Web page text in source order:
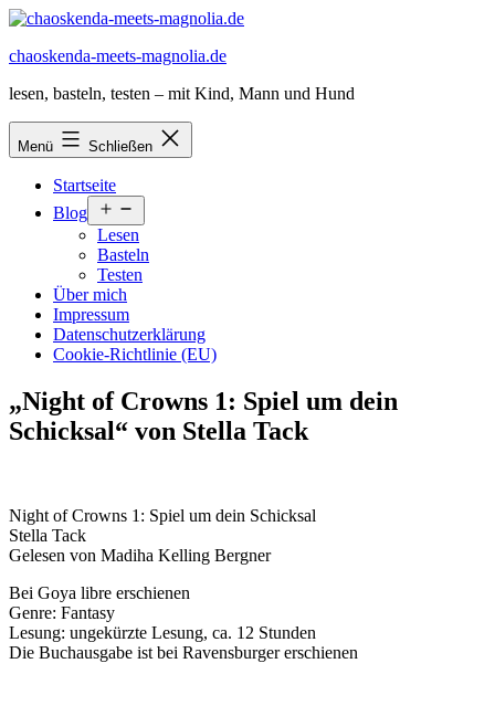
Zum
springen
chaoskenda-meets-magnolia.de
lesen, basteln, testen – mit Kind, Mann und Hund
Menü Schließen
Startseite
Blog
öffnen
Lesen
Basteln
Testen
Über mich
Impressum
Datenschutzerklärung
Cookie-Richtlinie (EU)
„Night of Crowns 1: Spiel um dein
Schicksal“ von Stella Tack
Night of Crowns 1: Spiel um dein Schicksal
Stella Tack
Gelesen von Madiha Kelling Bergner
Bei Goya libre erschienen
Genre: Fantasy
Lesung: ungekürzte Lesung, ca. 12 Stunden
Die Buchausgabe ist bei Ravensburger erschienen